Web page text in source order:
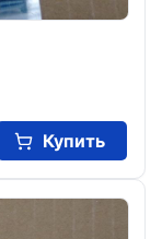
Купить